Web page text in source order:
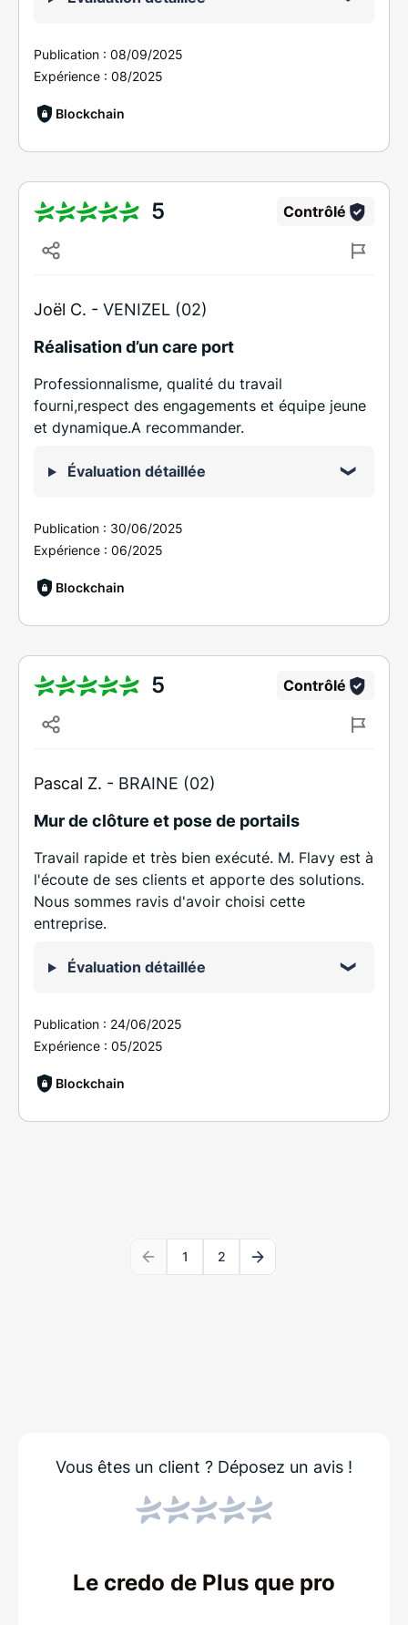
Publication : 08/09/2025
Expérience : 08/2025
Blockchain
5 Contrôlé
Joël C. - VENIZEL (02)
Réalisation d’un care port
Professionnalisme, qualité du travail
fourni,respect des engagements et équipe jeune
et dynamique.A recommander.
Évaluation détaillée
Publication : 30/06/2025
Expérience : 06/2025
Blockchain
5 Contrôlé
Pascal Z. - BRAINE (02)
Mur de clôture et pose de portails
Travail rapide et très bien exécuté. M. Flavy est à
l'écoute de ses clients et apporte des solutions.
Nous sommes ravis d'avoir choisi cette
entreprise.
Évaluation détaillée
Publication : 24/06/2025
Expérience : 05/2025
Blockchain
1 2
Vous êtes un client ? Déposez un avis !
Le credo de Plus que pro